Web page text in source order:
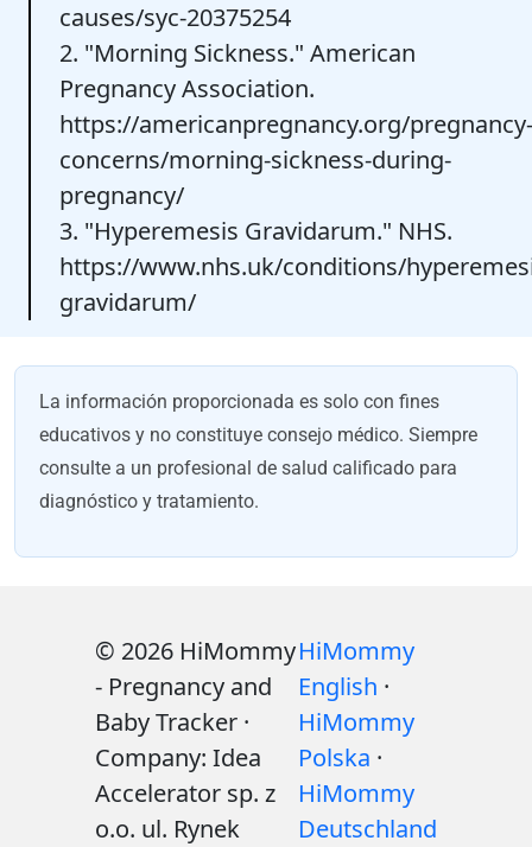
causes/syc-20375254
2. "Morning Sickness." American
Pregnancy Association.
https://americanpregnancy.org/pregnancy-
concerns/morning-sickness-during-
pregnancy/
3. "Hyperemesis Gravidarum." NHS.
https://www.nhs.uk/conditions/
gravidarum/
La información proporcionada es solo con fines
educativos y no constituye consejo médico. Siempre
consulte a un profesional de salud calificado para
diagnóstico y tratamiento.
© 2026 HiMommy
- Pregnancy and
Baby Tracker ·
Company: Idea
Accelerator sp. z
o.o. ul. Rynek
HiMommy
English ·
HiMommy
Polska ·
HiMommy
Deutschland